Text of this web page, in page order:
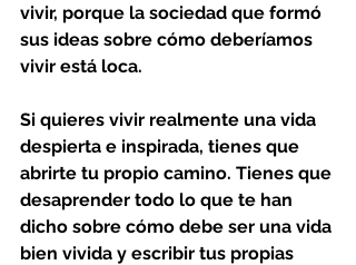
vivir, porque la sociedad que formó
sus ideas sobre cómo deberíamos
vivir está loca.
Si quieres vivir realmente una vida
despierta e inspirada, tienes que
abrirte tu propio camino. Tienes que
desaprender todo lo que te han
dicho sobre cómo debe ser una vida
bien vivida y escribir tus propias